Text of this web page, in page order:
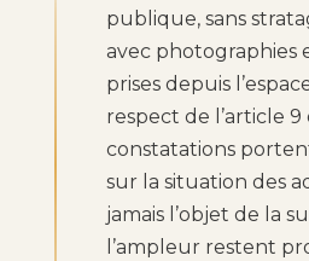
publique, sans
avec photographies
prises depuis
respect de l’article 9
constatations
sur la situation des
jamais l’objet de la
l’ampleur restent